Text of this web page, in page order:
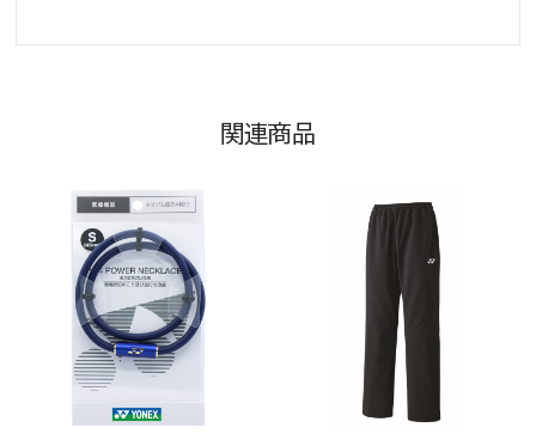
関連商品